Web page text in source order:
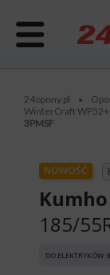
24opony.pl •
WinterCraft WP52+
3PMSF
NOWOŚĆ
185/
DO ELEKTRYKÓW